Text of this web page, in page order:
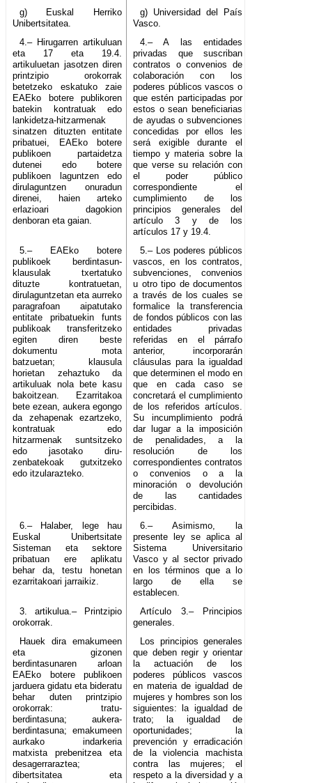
g) Euskal Herriko
Unibertsitatea.
g) Universidad del País
Vasco.
4.– Hirugarren artikuluan
eta 17 eta 19.4.
artikuluetan jasotzen diren
printzipio orokorrak
betetzeko eskatuko zaie
EAEko botere publikoren
batekin kontratuak edo
lankidetza-hitzarmenak
sinatzen dituzten entitate
pribatuei, EAEko botere
publikoen partaidetza
dutenei edo botere
publikoen laguntzen edo
dirulaguntzen onuradun
direnei, haien arteko
erlazioari dagokion
denboran eta gaian.
4.– A las entidades
privadas que suscriban
contratos o convenios de
colaboración con los
poderes públicos vascos o
que estén participadas por
estos o sean beneficiarias
de ayudas o subvenciones
concedidas por ellos les
será exigible durante el
tiempo y materia sobre la
que verse su relación con
el poder público
correspondiente el
cumplimiento de los
principios generales del
artículo 3 y de los
artículos 17 y 19.4.
5.– EAEko botere
publikoek berdintasun-
klausulak txertatuko
dituzte kontratuetan,
dirulaguntzetan eta aurreko
paragrafoan aipatutako
entitate pribatuekin funts
publikoak transferitzeko
egiten diren beste
dokumentu mota
batzuetan; klausula
horietan zehaztuko da
artikuluak nola bete kasu
bakoitzean. Ezarritakoa
bete ezean, aukera egongo
da zehapenak ezartzeko,
kontratuak edo
hitzarmenak suntsitzeko
edo jasotako diru-
zenbatekoak gutxitzeko
edo itzularazteko.
5.– Los poderes públicos
vascos, en los contratos,
subvenciones, convenios
u otro tipo de documentos
a través de los cuales se
formalice la transferencia
de fondos públicos con las
entidades privadas
referidas en el párrafo
anterior, incorporarán
cláusulas para la igualdad
que determinen el modo en
que en cada caso se
concretará el cumplimiento
de los referidos artículos.
Su incumplimiento podrá
dar lugar a la imposición
de penalidades, a la
resolución de los
correspondientes contratos
o convenios o a la
minoración o devolución
de las cantidades
percibidas.
6.– Halaber, lege hau
Euskal Unibertsitate
Sisteman eta sektore
pribatuan ere aplikatu
behar da, testu honetan
ezarritakoari jarraikiz.
6.– Asimismo, la
presente ley se aplica al
Sistema Universitario
Vasco y al sector privado
en los términos que a lo
largo de ella se
establecen.
3. artikulua.– Printzipio
orokorrak.
Artículo 3.– Principios
generales.
Hauek dira emakumeen
eta gizonen
berdintasunaren arloan
EAEko botere publikoen
jarduera gidatu eta bideratu
behar duten printzipio
orokorrak: tratu-
berdintasuna; aukera-
berdintasuna; emakumeen
aurkako indarkeria
matxista prebenitzea eta
desagerraraztea;
dibertsitatea eta
Los principios generales
que deben regir y orientar
la actuación de los
poderes públicos vascos
en materia de igualdad de
mujeres y hombres son los
siguientes: la igualdad de
trato; la igualdad de
oportunidades; la
prevención y erradicación
de la violencia machista
contra las mujeres; el
respeto a la diversidad y a